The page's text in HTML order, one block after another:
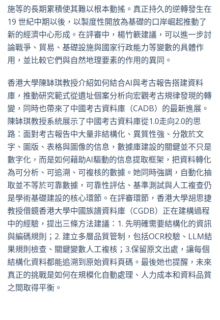
施等的長期累積使其難以根本動搖。真正持久的逆轉發生在
19 世紀中期以後，以製度性開放為基礎的口岸崛起推動了
新的經濟中心形成。在評審中，楊竹簐建議，可以進一步討
論戰爭、貿易、基礎設施與國家行政能力等變數的具體作
用，並比較它們與自然地理要素的作用的異同。
香港大學陳缽琪教授介紹如何結合AI與考古報告搭建資料
庫，推動研究範式從遺址個案分析向宏觀考古規律發現的轉
變，同時也帶來了中國考古資料庫（CADB）的最新進展。
陳缽琪教授系統展示了中國考古資料庫從1.0走向2.0的思
路：面對考古報告中大量非結構化、異質性強、分散於文
字、圖版、表格與圖像的信息，數據庫建設的關鍵並不只是
數字化，而是如何藉助AI驅動的信息提取框架，把資料轉化
為可分析、可追溯、可複核的數據。她同時強調，自動化抽
取並不等於可靠數據，可靠性評估、基準測試與人工複查仍
是學術基礎建設的核心環節。在評審環節，香港大學胡思捷
教授借鏡香港大學中國族譜資料庫（CGDB）正在建構過程
中的經驗，提出三條方法建議：1. 先明確需要結構化的資訊
與編碼規則；2. 建立多層品質管制，包括OCR校驗、LLM結
果規則檢查、關鍵變數人工複核；3.保留原文出處，讓每個
結構化資料都能追溯到原始資料頁碼。最後她也提醒，未來
真正的挑戰是如何在規模化自動處理、人力成本和資料品質
之間取得平衡。